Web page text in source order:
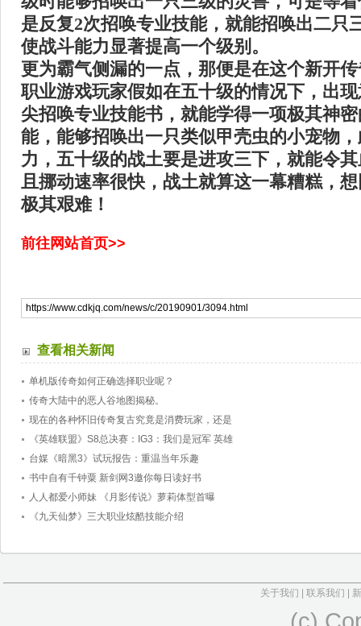
是反复2次招唤专业技能，就能招唤出二只
使战斗能力显著提高一个级别。
更为霸气侧漏的一点，那便是在这个新开
职业游戏玩家假如在五十级的情况下，出
尖招唤专业技能书，就能学得一项极其神
能，能够招唤出一只类似甲壳虫的小宠物
力，五十级的战土要是进攻三下，就能令
且挪动速率很快，战土就算这一幕糟糕，
极其艰难！
前往网站首页>>
查看相关新闻
单机版传奇如何正确选择职业呢？
传奇大陆中的恶人谷地图揭秘。
现在的各种怀旧传奇复古究竟是消费玩家，还是
《英雄联盟》S8总决赛：IG3：我们是冠军 英雄
台媒《暗黑3》试玩报告：重温当年乐趣
书中自有千钟粟 新剑网3邀你每日读好书
人人都爱小师妹 《月影传说》萝莉体型首曝
《九天仙梦》三大职业炫酷技能介绍
关于我们 联系我们